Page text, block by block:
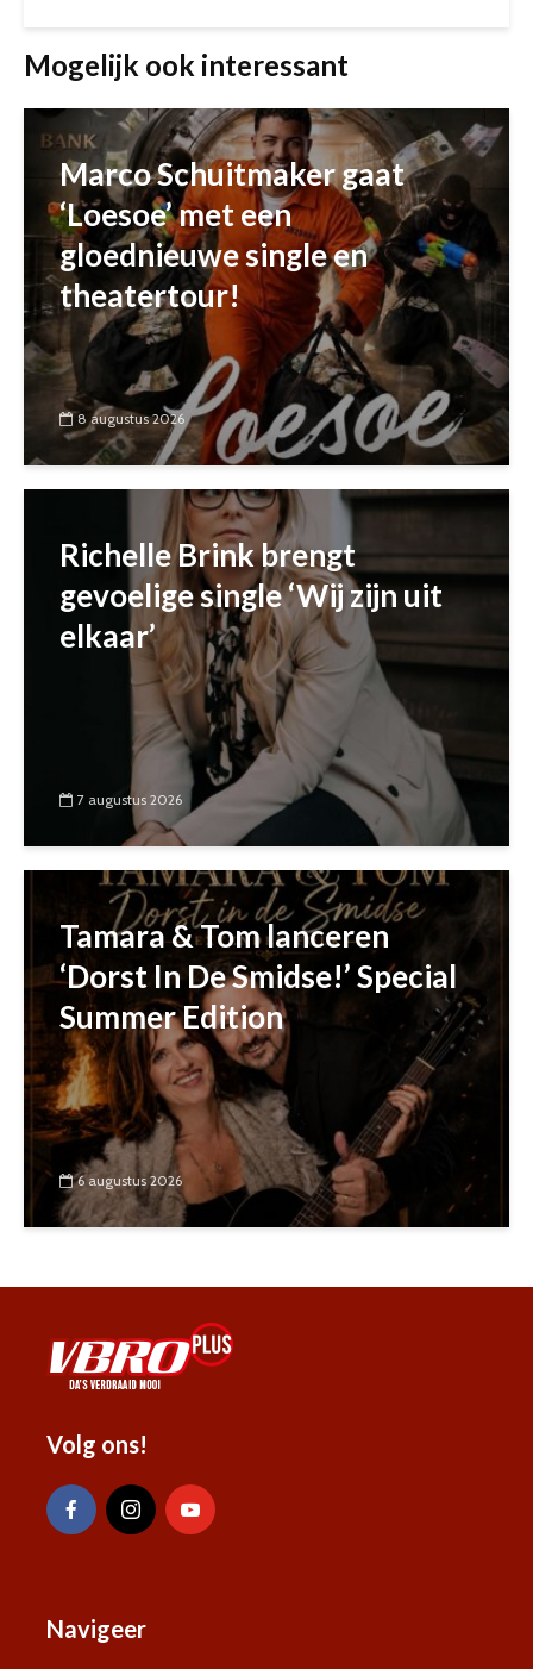
Mogelijk ook interessant
Marco Schuitmaker gaat
‘Loesoe’ met een
gloednieuwe single en
theatertour!
8 augustus 2026
Richelle Brink brengt
gevoelige single ‘Wij zijn uit
elkaar’
7 augustus 2026
Tamara & Tom lanceren
‘Dorst In De Smidse!’ Special
Summer Edition
6 augustus 2026
Volg ons!
Navigeer